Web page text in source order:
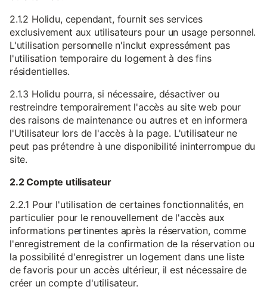
2.1.2 Holidu, cependant, fournit ses services
exclusivement aux utilisateurs pour un usage personnel.
L'utilisation personnelle n'inclut expressément pas
l'utilisation temporaire du logement à des fins
résidentielles.
2.1.3 Holidu pourra, si nécessaire, désactiver ou
restreindre temporairement l'accès au site web pour
des raisons de maintenance ou autres et en informera
l'Utilisateur lors de l'accès à la page. L'utilisateur ne
peut pas prétendre à une disponibilité ininterrompue du
site.
2.2 Compte utilisateur
2.2.1 Pour l'utilisation de certaines fonctionnalités, en
particulier pour le renouvellement de l'accès aux
informations pertinentes après la réservation, comme
l'enregistrement de la confirmation de la réservation ou
la possibilité d'enregistrer un logement dans une liste
de favoris pour un accès ultérieur, il est nécessaire de
créer un compte d'utilisateur.